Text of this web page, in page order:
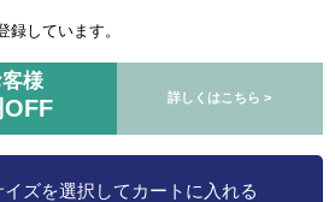
録しています。
様
OFF 詳しくはこちら >
イズを選択してカートに入れる